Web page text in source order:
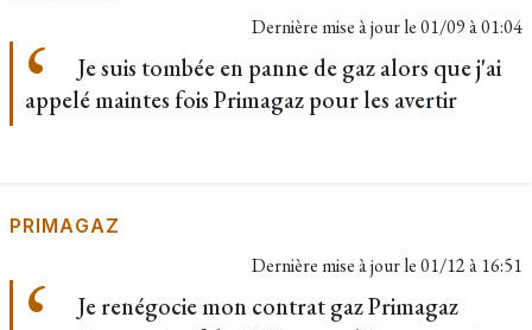
Dernière mise à jour le01/09 à 01:04
Je suis tombée en panne de gaz alors que j'ai
appelé maintes fois Primagaz pour les avertir
PRIMAGAZ
Dernière mise à jour le01/12 à 16:51
Je renégocie mon contrat gaz Primagaz